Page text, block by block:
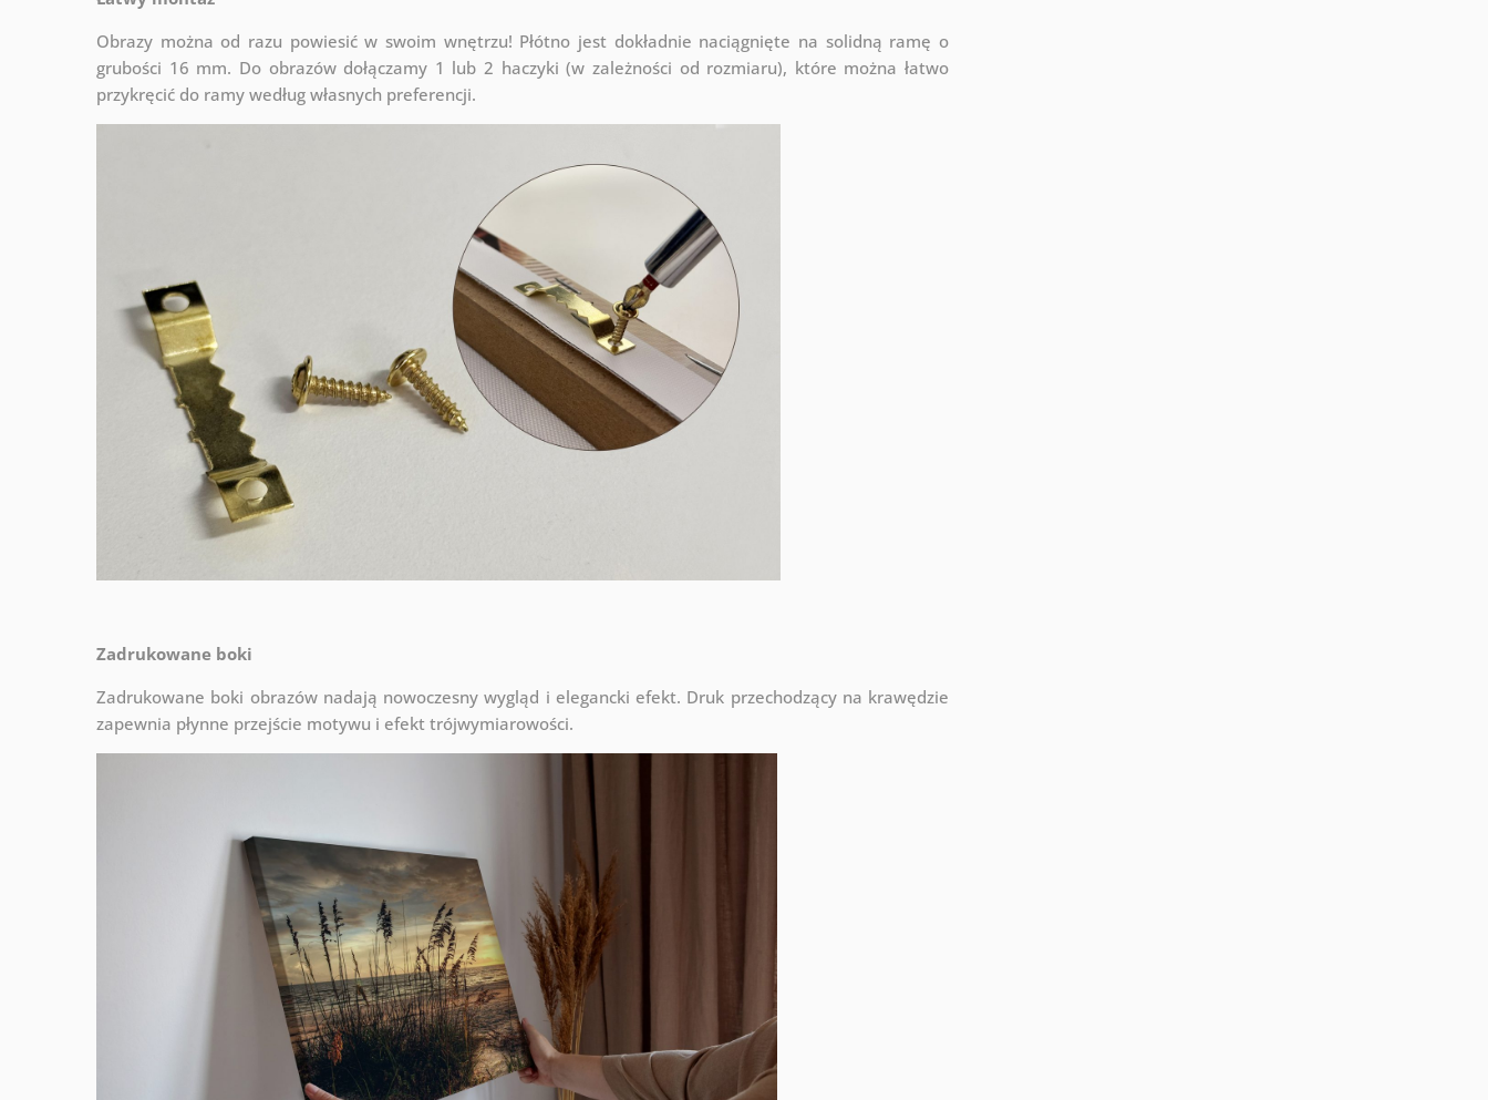
Obrazy można od razu powiesić w swoim wnętrzu! Płótno jest dokładnie naciągnięte na solidną ramę o
grubości 16 mm. Do obrazów dołączamy 1 lub 2 haczyki (w zależności od rozmiaru), które można łatwo
przykręcić do ramy według własnych preferencji.
Zadrukowane boki
Zadrukowane boki obrazów nadają nowoczesny wygląd i elegancki efekt. Druk przechodzący na krawędzie
zapewnia płynne przejście motywu i efekt trójwymiarowości.